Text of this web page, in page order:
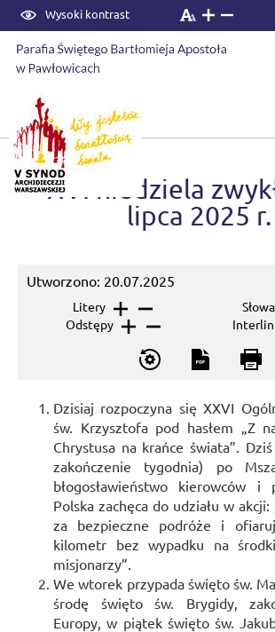
Wysoki kontrast
Start›Ogłoszenia
XVI niedziela
lipca 2025 r.
Utworzono: 20.07.2025
Litery
Słowa
Odstępy
Dzisiaj rozpoczyna się XXVI
św. Krzysztofa pod hasłem „Z
Chrystusa na krańce świata”.
zakończenie tygodnia) po
błogosławieństwo kierowców i
Polska zachęca do udziału w
za bezpieczne podróże i
kilometr bez wypadku na
misjonarzy”.
We wtorek przypada święto św.
środę święto św. Brygidy,
Europy, w piątek święto św.